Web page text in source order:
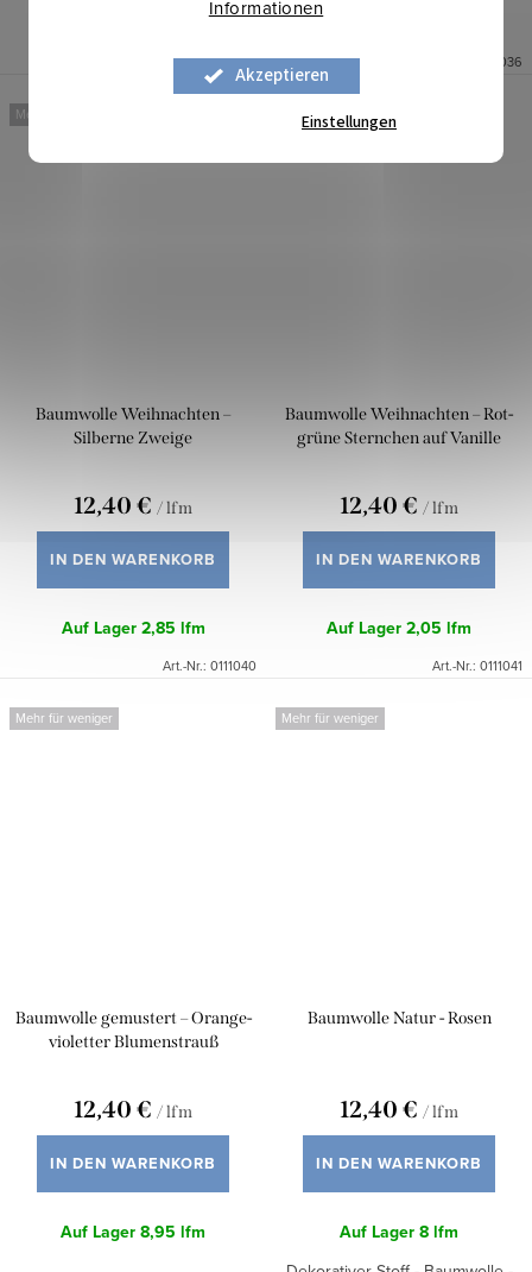
Informationen
Akzeptieren
Einstellungen
0,05 lfm
Art.-Nr.:0111033 0111036
Mehr für weniger
Baumwolle Weihnachten –
Silberne Zweige
12,40 € / lfm
IN DEN WARENKORB
Auf Lager2,85 lfm
Art.-Nr.: 0111040
Mehr für weniger
Baumwolle Weihnachten – Rot-
grüne Sternchen auf Vanille
12,40 € / lfm
IN DEN WARENKORB
Auf Lager2,05 lfm
Art.-Nr.: 0111041
Mehr für weniger
Baumwolle gemustert – Orange-
violetter Blumenstrauß
12,40 € / lfm
IN DEN WARENKORB
Auf Lager8,95 lfm
Mehr für weniger
Baumwolle Natur - Rosen
12,40 € / lfm
IN DEN WARENKORB
Auf Lager8 lfm